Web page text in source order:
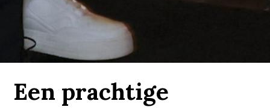
Een prachtige